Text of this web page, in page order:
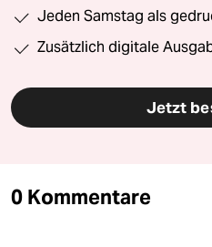
Jeden Samstag als
Zusätzlich digitale
Jetzt
0 Kommentare